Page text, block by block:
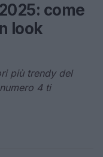
come
look
più trendy del
4 ti